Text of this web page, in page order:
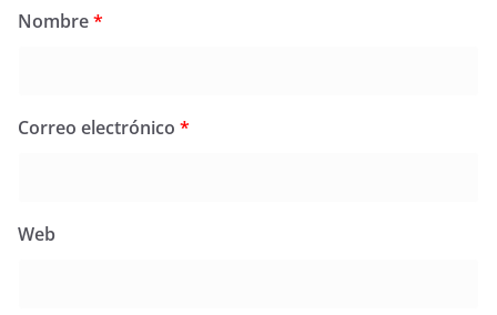
Nombre*
Correo electrónico *
Web